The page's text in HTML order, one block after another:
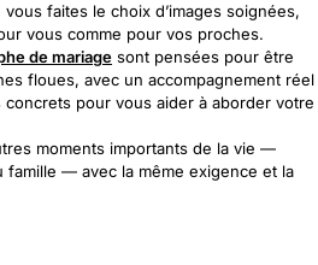
faites le choix d’images soignées,
vous comme pour vos proches.
de mariage sont pensées pour être
floues, avec un accompagnement réel
pour vous aider à aborder votre
moments importants de la vie —
famille — avec la même exigence et la